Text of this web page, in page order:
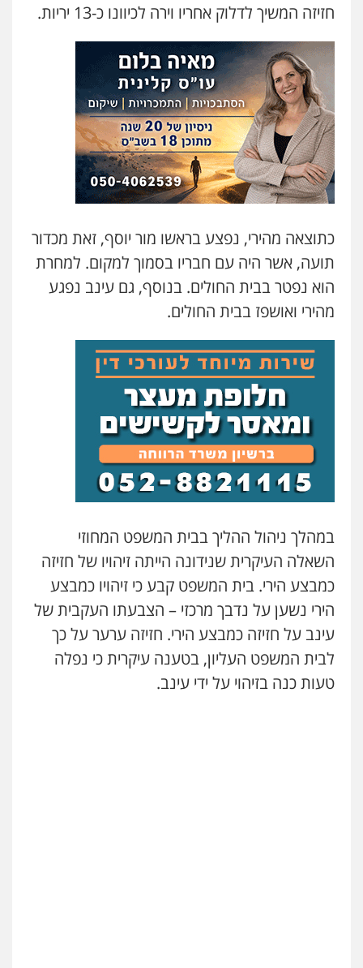
0538788878
עו"ד אסף דוק
פלילי עבירות מין סמים והימורים
חמורה חקירות ומעצרים צווארון לבן והונאה
0526885006
עו"ד שלי גורביץ – לוי
משפט פלילי פשיעה חמורה מעצרים
וחקירות צבאי תעבורה
0544218336
משרד עורכי דין חן ברוך
פלילי דיני תעבורה מעצרים וחקירות
0505078733
עו"ד קארין לגטיוי
פלילי פשיעה חמורה מעצרים וחקירות
0507446995
משרד עורכי דין טאי שרקי
פלילי אסירים תעבורה
0547556464
עו"ד אילן אלימלך
0522992110
עו"ד שאדי נאטור
פלילי פשיעה חמורה מעצרים וחקירות
0509230800
חזיזה המשיך לדלוק אחריו וירה לכיוונו כ-13 יריות.
כתוצאה מהירי, נפצע בראשו מור יוסף, זאת מכדור
תועה, אשר היה עם חבריו בסמוך למקום. למחרת
הוא נפטר בבית החולים. בנוסף, גם עינב נפגע
מהירי ואושפז בבית החולים.
במהלך ניהול ההליך בבית המשפט המחוזי
השאלה העיקרית שנידונה הייתה זיהויו של חזיזה
כמבצע הירי. בית המשפט קבע כי זיהויו כמבצע
הירי נשען על נדבך מרכזי – הצבעתו העקבית של
עינב על חזיזה כמבצע הירי. חזיזה ערער על כך
לבית המשפט העליון, בטענה עיקרית כי נפלה
טעות כנה בזיהוי על ידי עינב.